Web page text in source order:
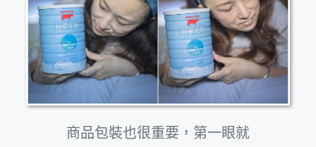
商品包裝也很重要，第一眼就